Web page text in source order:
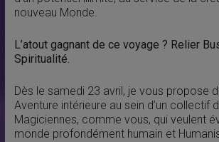
nouveau Monde.
L’atout gagnant de ce voyage ? Relier
Spiritualité.
Dès le samedi 23 avril, je vous propose
Aventure intérieure au sein d’un collectif
Magiciennes, comme vous, qui veulent
monde profondément humain et